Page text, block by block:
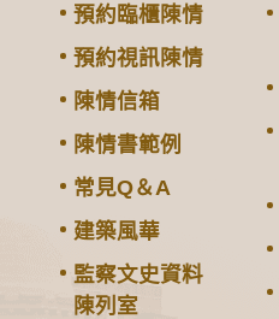
預約臨櫃陳情
預約視訊陳情
陳情信箱
陳情書範例
常見Q＆A
建築風華
監察文史資料
陳列室